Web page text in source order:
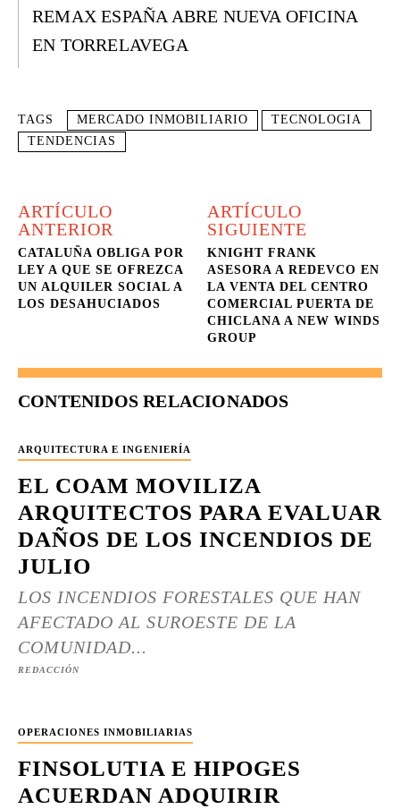
REMAX ESPAÑA ABRE NUEVA OFICINA
EN TORRELAVEGA
TAGS MERCADO INMOBILIARIO
TECNOLOGIA
TENDENCIAS
ARTÍCULO
ANTERIOR
CATALUÑA OBLIGA POR
LEY A QUE SE OFREZCA
UN ALQUILER SOCIAL A
LOS DESAHUCIADOS
ARTÍCULO
SIGUIENTE
KNIGHT FRANK
ASESORA A REDEVCO EN
LA VENTA DEL CENTRO
COMERCIAL PUERTA DE
CHICLANA A NEW WINDS
GROUP
CONTENIDOS RELACIONADOS
ARQUITECTURA E INGENIERÍA
EL COAM MOVILIZA
ARQUITECTOS PARA EVALUAR
DAÑOS DE LOS INCENDIOS DE
JULIO
LOS INCENDIOS FORESTALES QUE HAN
AFECTADO AL SUROESTE DE LA
COMUNIDAD...
REDACCIÓN
OPERACIONES INMOBILIARIAS
FINSOLUTIA E HIPOGES
ACUERDAN ADQUIRIR